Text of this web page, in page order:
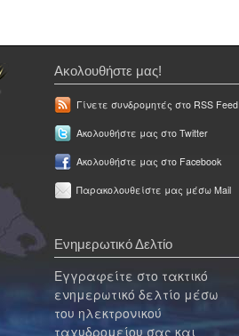
Ακολουθήστε μας!
Γίνετε συνδρομητές στο RSS Feed
Ακολουθήστε μας στο Twitter
Ακολουθήστε μας στο Facebook
Παρακολουθείστε μας μέσω Mail
Ενημερωτικό Δελτίο
Εγγραφείτε στο τακτικό
ενημερωτικό δελτίο μέσω
του ηλεκτρονικού
ταχυδρομείου σας και